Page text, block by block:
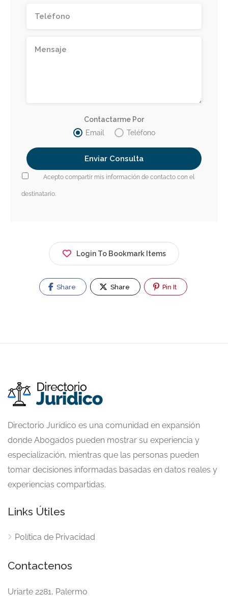
Contactarme Por
Email
Teléfono
Acepto compartir mis información de contacto con el
destinatario.
Login To Bookmark Items
Share Share Pin It
Directorio Jurídico es una comunidad en expansión
donde Abogados pueden mostrar su experiencia y
especialización, mientras que las personas pueden
tomar decisiones informadas basadas en datos reales y
experiencias compartidas.
Links Útiles
Política de Privacidad
Contactenos
Uriarte 2281, Palermo